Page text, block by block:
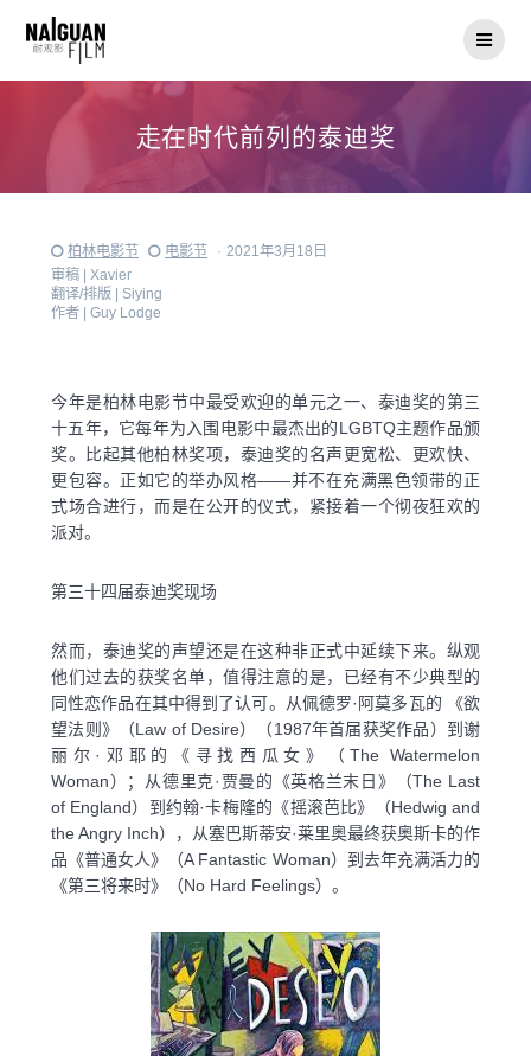
走在时代前列的泰迪奖
柏林电影节 电影节 · 2021年3月18日
审稿 | Xavier
翻译/排版 | Siying
作者 | Guy Lodge
今年是柏林电影节中最受欢迎的单元之一、泰迪奖的第三
十五年，它每年为入围电影中最杰出的LGBTQ主题作品颁
奖。比起其他柏林奖项，泰迪奖的名声更宽松、更欢快、
更包容。正如它的举办风格——并不在充满黑色领带的正
式场合进行，而是在公开的仪式，紧接着一个彻夜狂欢的
派对。
第三十四届泰迪奖现场
然而，泰迪奖的声望还是在这种非正式中延续下来。纵观
他们过去的获奖名单，值得注意的是，已经有不少典型的
同性恋作品在其中得到了认可。从佩德罗·阿莫多瓦的 《欲
望法则》（Law of Desire）（1987年首届获奖作品）到谢
丽尔·邓耶的《寻找西瓜女》（The Watermelon
Woman）；从德里克·贾曼的《英格兰末日》（The Last
of England）到约翰·卡梅隆的《摇滚芭比》（Hedwig and
the Angry Inch），从塞巴斯蒂安·莱里奥最终获奥斯卡的作
品《普通女人》（A Fantastic Woman）到去年充满活力的
《第三将来时》（No Hard Feelings）。